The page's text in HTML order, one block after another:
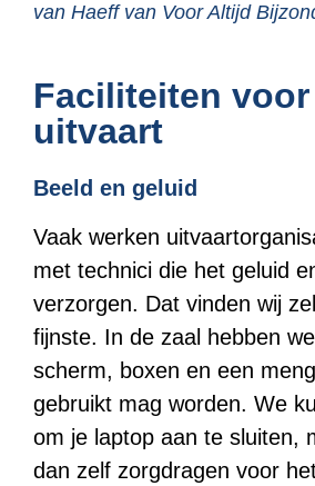
van Haeff van Voor Altijd
Faciliteiten voor
uitvaart
Beeld en geluid
Vaak werken
met technici die het geluid
verzorgen. Dat vinden wij
fijnste. In de zaal hebben
scherm, boxen en een
gebruikt mag worden. We
om je laptop aan te sluiten,
dan zelf zorgdragen voor